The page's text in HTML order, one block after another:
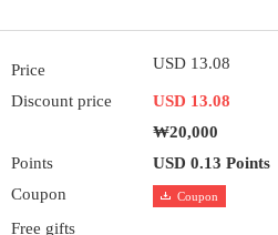
Price USD 13.08
Discount price
USD 13.08
₩20,000
Points
USD 0.13 Points
Coupon
Coupon
Free gifts